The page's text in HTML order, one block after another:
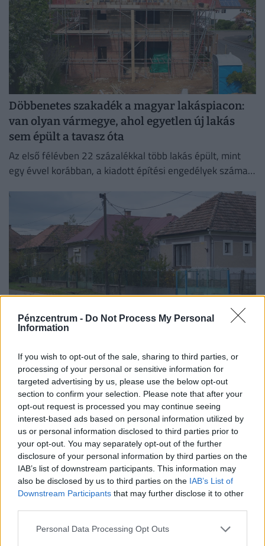
Pénzcentrum - Do Not Process My Personal
Information
If you wish to opt-out of the sale, sharing to third parties, or
processing of your personal or sensitive information for
targeted advertising by us, please use the below opt-out
section to confirm your selection. Please note that after your
opt-out request is processed you may continue seeing
interest-based ads based on personal information utilized by
us or personal information disclosed to third parties prior to
your opt-out. You may separately opt-out of the further
disclosure of your personal information by third parties on the
IAB’s list of downstream participants. This information may
also be disclosed by us to third parties on the IAB’s List of
Downstream Participants that may further disclose it to other
Personal Data Processing Opt Outs
Döbbenetes szakadék a magyar lakáspiacon:
van olyan vármegye, ahol egyetlen új lakás
sem épült a tavasz óta
Az első félévben 22 százalékkal több lakás épült, mint
egy évvel korábban, a kiadott építési engedélyek száma
kétszer akkora házat kapsz ugyanazért a
pénzért, ha átléped ezt a határt
a 100 millió forint feletti ingatlanok iránti kereslet a
főváros helyett egyre inkább az agglomeráció felé fordul.